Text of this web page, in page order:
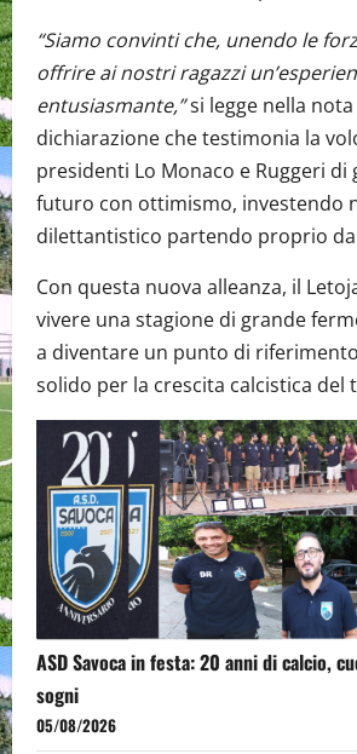
“Siamo convinti che, unendo le
offrire ai nostri ragazzi
entusiasmante,”si legge nella
dichiarazione che testimonia la
presidenti Lo Monaco e Ruggeri di
futuro con ottimismo, investendo
dilettantistico partendo proprio
Con questa nuova alleanza, il
vivere una stagione di grande
a diventare un punto di
solido per la crescita calcistica del
ASD Savoca in festa: 20 anni di calcio,
sogni
05/08/2026